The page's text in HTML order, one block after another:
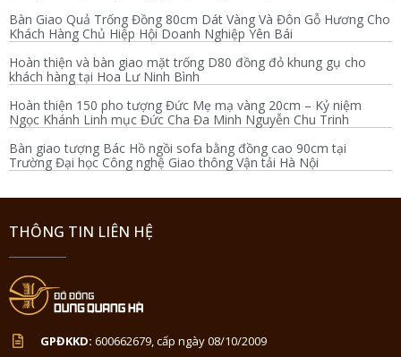
Bàn Giao Quả Trống Đồng 80cm Dát Vàng Và Đôn Gỗ Hương Cho
Khách Hàng Chủ Hiệp Hội Doanh Nghiệp Yên Bái
Hoàn thiện và bàn giao mặt trống D80 đồng đỏ khung gụ cho
khách hàng tại Hoa Lư Ninh Bình
Hoàn thiện 150 pho tượng Đức Mẹ mạ vàng 20cm – Kỷ niệm
Ngọc Khánh Linh mục Đức Cha Đa Minh Nguyễn Chu Trinh
Bàn giao tượng Bác Hồ ngồi sofa bằng đồng cao 90cm tại
Trường Đại học Công nghệ Giao thông Vận tải Hà Nội
THÔNG TIN LIÊN HỆ
GPĐKKD: 600662679, cấp ngày 08/10/2009